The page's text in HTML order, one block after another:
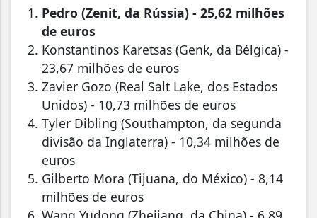
Pedro (Zenit, da Rússia) - 25,62 milhões
de euros
Konstantinos Karetsas (Genk, da Bélgica) -
23,67 milhões de euros
Zavier Gozo (Real Salt Lake, dos Estados
Unidos) - 10,73 milhões de euros
Tyler Dibling (Southampton, da segunda
divisão da Inglaterra) - 10,34 milhões de
euros
Gilberto Mora (Tijuana, do México) - 8,14
milhões de euros